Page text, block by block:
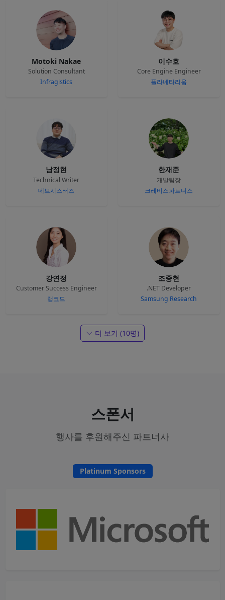
Motoki Nakae
Solution Consultant
Infragistics
이수호
Core Engine Engineer
플라네타리움
남정현
Technical Writer
데브시스터즈
한재준
개발팀장
크레비스파트너스
강연정
Customer Success Engineer
랭코드
조중현
.NET Developer
Samsung Research
더 보기 (10명)
스폰서
행사를 후원해주신 파트너사
Platinum Sponsors